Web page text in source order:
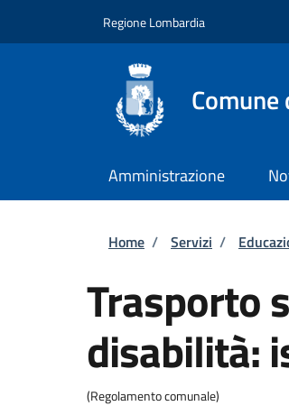
Regione Lombardia
Comune
Amministrazione
Briciole di
Home / Servizi /
Trasporto
disabilità:
(Regolamento comunale)